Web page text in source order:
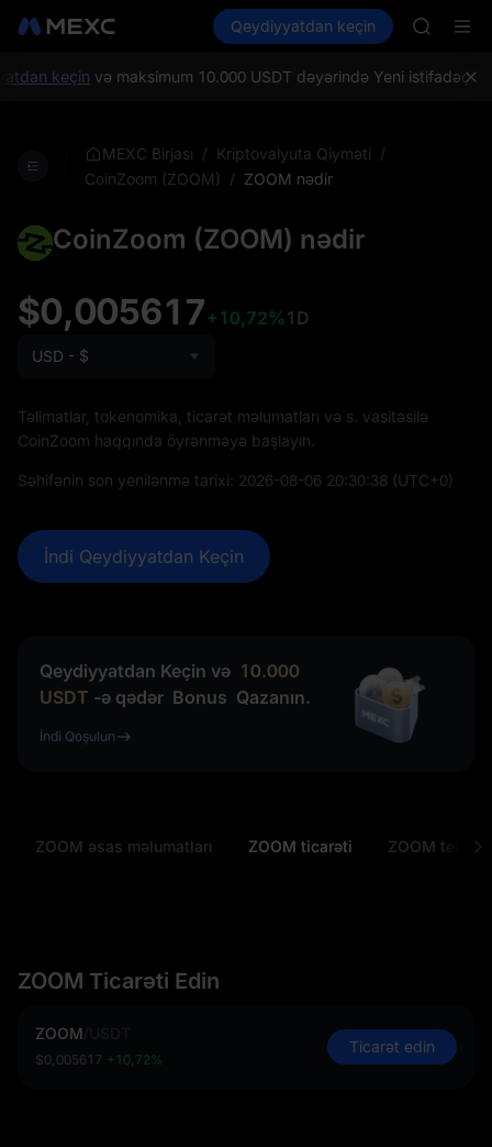
Bazarlar Spot Futures SPCX
Qeydiyyatdan keçin
UNITREE
keçinvə maksimum 10.000 USDT dəyərində Yeni
MEXC Birjası / Kriptovalyuta Qiyməti /
CoinZoom (ZOOM)
/ ZOOM nədir
CoinZoom (ZOOM) nədir
$0,005617+10,72% 1D
USD - $
Təlimatlar, tokenomika, ticarət məlumatları və s. vasitəsilə
CoinZoom haqqında öyrənməyə başlayın.
Səhifənin son yenilənmə tarixi: 2026-08-06 20:30:38 (UTC+0)
İndi Qeydiyyatdan Keçin
Qeydiyyatdan Keçin və 10.000
USDT -ə qədər Bonus Qazanın.
İndi Qoşulun
ZOOM əsas məlumatları ZOOM ticarəti ZOOM
ZOOM Ticarəti Edin
ZOOM
$0,005617 +10,72%
Ticarət edin